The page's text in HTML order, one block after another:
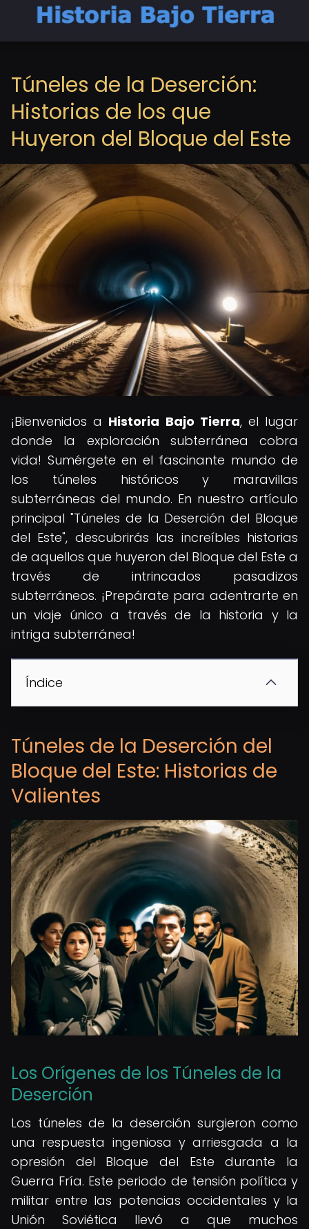
Túneles de la Deserción:
Historias de los que
Huyeron del Bloque del Este
¡Bienvenidos a Historia Bajo Tierra, el lugar
donde la exploración subterránea cobra
vida! Sumérgete en el fascinante mundo de
los túneles históricos y maravillas
subterráneas del mundo. En nuestro artículo
principal "Túneles de la Deserción del Bloque
del Este", descubrirás las increíbles historias
de aquellos que huyeron del Bloque del Este a
través de intrincados pasadizos
subterráneos. ¡Prepárate para adentrarte en
un viaje único a través de la historia y la
intriga subterránea!
Índice
Túneles de la Deserción del
Bloque del Este: Historias de
Valientes
Los Orígenes de los Túneles de la
Deserción
Los túneles de la deserción surgieron como
una respuesta ingeniosa y arriesgada a la
opresión del Bloque del Este durante la
Guerra Fría. Este periodo de tensión política y
militar entre las potencias occidentales y la
Unión Soviética llevó a que muchos